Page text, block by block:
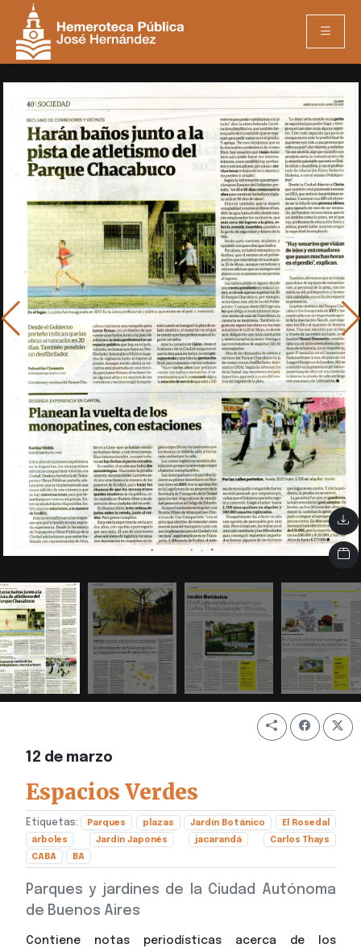
12 de marzo
Espacios Verdes
Etiquetas: Parques plazas Jardín Botánico El Rosedal
árboles Jardín Japonés jacarandá Carlos Thays
CABA BA
Parques y jardines de la Ciudad Autónoma
de Buenos Aires
Contiene notas periodísticas acerca de los